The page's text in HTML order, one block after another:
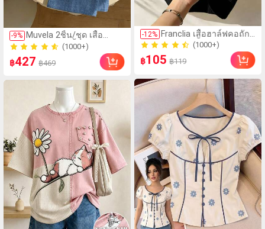
-9% Muvela 2ชิ้น/ชุด เสื้อ
คอกลมแขนสั้นและกางเกง
ลายทาง, ลำลองเรียบง่าย
ย้อนยุคหรูหรา
อเนกประสงค์อุ่นเดนิมลาย
หัวใจ, ชุดชายหาด, ชุดพัก
ผ่อน, ชุดฤดูร้อนสำหรับผู้
(1000+)
฿427 ฿469
-12% Franclia เสื้อฮาล์ฟคอถัก
ลายร่องสีพื้นสไตล์มินิมอล
สำหรับผู้หญิง, ใส่ได้ทุกวัน,
สำหรับฤดูร้อน
(1000+)
200+ ขายแล้ว
(1000+)
200+ ขายแล้ว
฿105 ฿119